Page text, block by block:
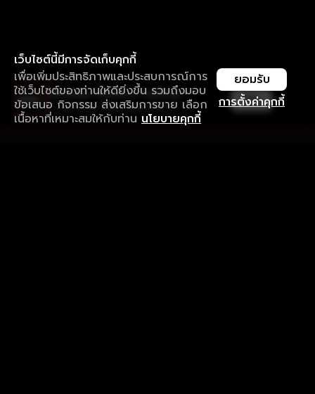
เว็บไซต์นี้มีการจัดเก็บคุกกี้
เพื่อเพิ่มประสิทธิภาพและประสบการณ์การ
ใช้เว็บไซต์ของท่านให้ดียิ่งขึ้น รวมถึงมอบ
ข้อเสนอ กิจกรรม ส่งเสริมการขาย เลือก
เนื้อหาที่เหมาะสมให้กับท่าน นโยบายคุกกี้
การตั้งค่าคุกกี้
ยอมรับ
ใช้งานแอป ลื่นไหลกว่า ไม่มีสะดุด
ดาวน์โหลดแอปเพื่อการรับชมที่ดีกว่า เปิด